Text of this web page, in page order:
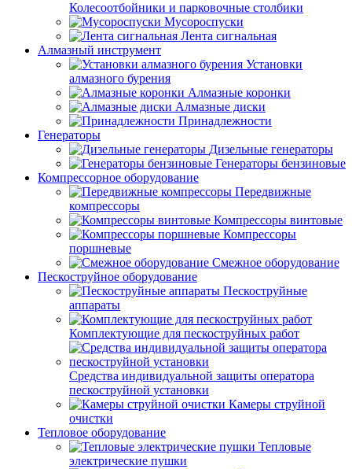
Колесоотбойники и парковочные столбики
Мусороспуски
Лента сигнальная
Алмазный инструмент
Установки
алмазного бурения
Алмазные коронки
Алмазные диски
Принадлежности
Генераторы
Дизельные генераторы
Генераторы бензиновые
Компрессорное оборудование
Передвижные
компрессоры
Компрессоры винтовые
Компрессоры
поршневые
Смежное оборудование
Пескоструйное оборудование
Пескоструйные
аппараты
Комплектующие для пескоструйных работ
Средства индивидуальной защиты оператора
пескоструйной установки
Камеры струйной
очистки
Тепловое оборудование
Тепловые
электрические пушки